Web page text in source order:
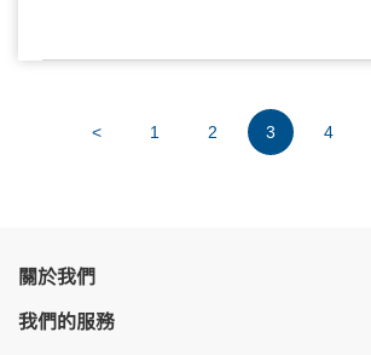
< 1 2 3 4
關於我們
我們的服務